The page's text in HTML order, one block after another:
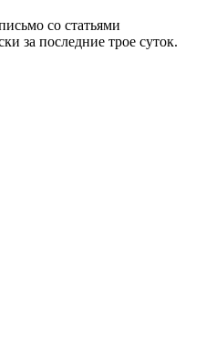
со статьями
за последние трое суток.